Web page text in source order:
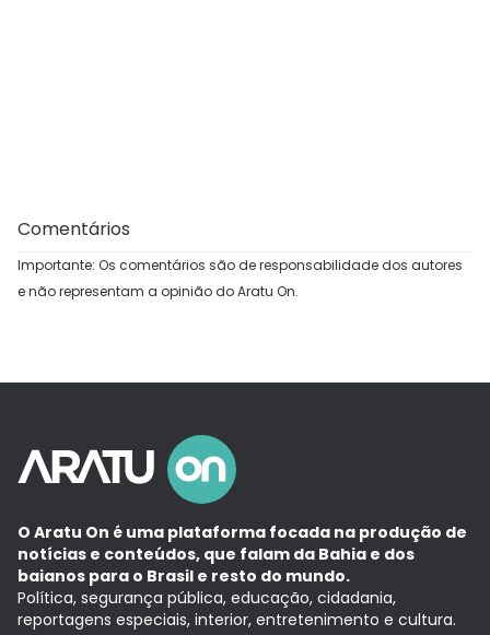
Comentários
Importante: Os comentários são de responsabilidade dos autores
e não representam a opinião do Aratu On.
O Aratu On é uma plataforma focada na produção de
notícias e conteúdos, que falam da Bahia e dos
baianos para o Brasil e resto do mundo.
Política, segurança pública, educação, cidadania,
reportagens especiais, interior, entretenimento e cultura.